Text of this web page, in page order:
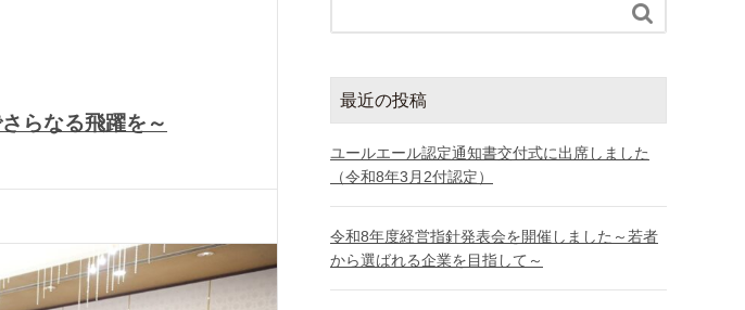
らなる飛躍を～

最近の投稿
ユールエール認定通知書交付式に出席しました
（令和8年3月2付認定）
令和8年度経営指針発表会を開催しました～若者
から選ばれる企業を目指して～